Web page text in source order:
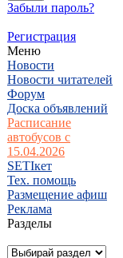
Забыли пароль?
Регистрация
Меню
Новости
Новости читателей
Форум
Доска объявлений
Расписание
автобусов с
15.04.2026
SETIкет
Тех. помощь
Размещение афиш
Реклама
Разделы